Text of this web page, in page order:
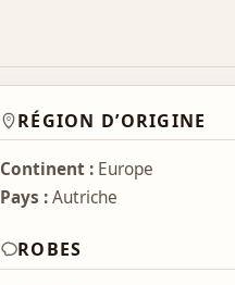
RÉGION D’ORIGINE
Continent : Europe
Pays :Autriche
ROBES